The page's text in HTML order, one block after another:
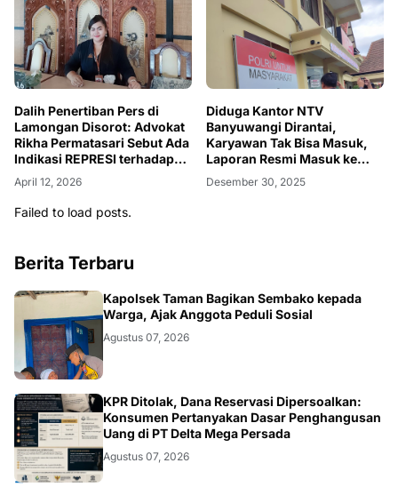
Dalih Penertiban Pers di
Lamongan Disorot: Advokat
Rikha Permatasari Sebut Ada
Indikasi REPRESI terhadap
Kebebasan Pers.
April 12, 2026
Diduga Kantor NTV
Banyuwangi Dirantai,
Karyawan Tak Bisa Masuk,
Laporan Resmi Masuk ke
Polresta
Desember 30, 2025
Failed to load posts.
Berita Terbaru
POLRI.SOSIAL
Kapolsek Taman Bagikan Sembako kepada
Warga, Ajak Anggota Peduli Sosial
Agustus 07, 2026
HUKUM.DAERAH
KPR Ditolak, Dana Reservasi Dipersoalkan:
Konsumen Pertanyakan Dasar Penghangusan
Uang di PT Delta Mega Persada
Agustus 07, 2026